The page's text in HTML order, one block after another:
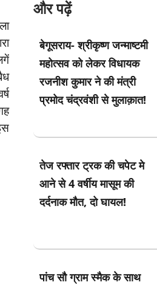
और पढ़ें
बेगूसराय- श्रीकृष्ण जन्माष्टमी
महोत्सव को लेकर विधायक
रजनीश कुमार ने की मंत्री
प्रमोद चंद्रवंशी से मुलाक़ात!
तेज रफ्तार ट्रक की चपेट मे
आने से 4 वर्षीय मासूम की
दर्दनाक मौत, दो घायल!
पांच सौ ग्राम स्मैक के साथ